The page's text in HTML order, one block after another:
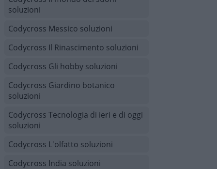
soluzioni
Codycross Messico soluzioni
Codycross Il Rinascimento soluzioni
Codycross Gli hobby soluzioni
Codycross Giardino botanico
soluzioni
Codycross Tecnologia di ieri e di oggi
soluzioni
Codycross L'olfatto soluzioni
Codycross India soluzioni